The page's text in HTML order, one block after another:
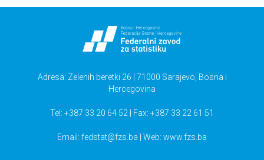
Adresa: Zelenih beretki 26 | 71000 Sarajevo, Bosna i
Hercegovina
Tel: +387 33 20 64 52 | Fax: +387 33 22 61 51
Email: fedstat@fzs.ba | Web: www.fzs.ba